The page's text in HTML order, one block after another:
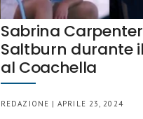
Sabrina
Saltburn durante
al Coachella
REDAZIONE | APRILE 23, 2024